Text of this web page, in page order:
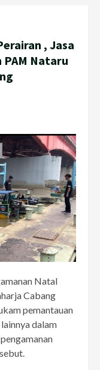
, Jasa
PAM Nataru
Natal
Cabang
pemantauan
dalam